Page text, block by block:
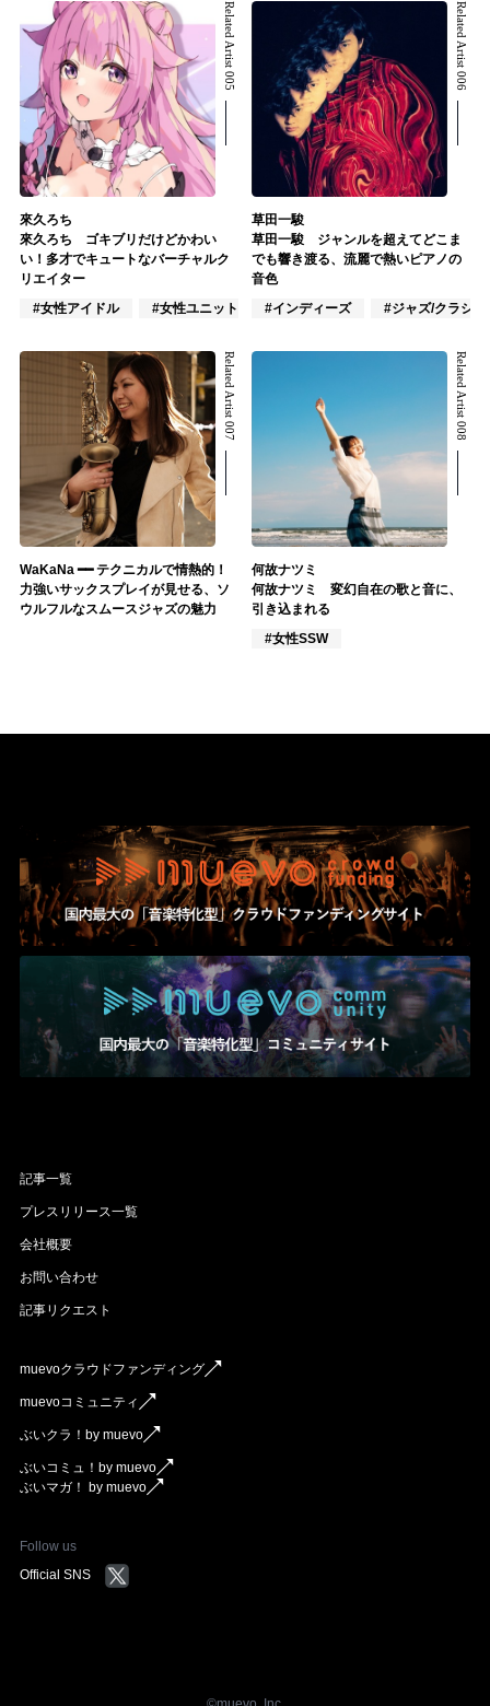
Related Artist 005
來久ろち
來久ろち ゴキブリだけどかわい
い！多才でキュートなバーチャルク
リエイター
#女性アイドル
#女性ユニット #VTuber/VSinger
Related Artist 006
草田一駿
草田一駿 ジャンルを超えてどこま
でも響き渡る、流麗で熱いピアノの
音色
#インディーズ
#ジャズ/クラシッ
Related Artist 007
WaKaNa ━━ テクニカルで情熱的！
力強いサックスプレイが見せる、ソ
ウルフルなスムースジャズの魅力
Related Artist 008
何故ナツミ
何故ナツミ 変幻自在の歌と音に、
引き込まれる
#女性SSW
記事一覧
プレスリリース一覧
会社概要
お問い合わせ
記事リクエスト
muevoクラウドファンディング
muevoコミュニティ
ぶいクラ！by muevo
ぶいコミュ！by muevo
ぶいマガ！ by muevo
Follow us
Official SNS